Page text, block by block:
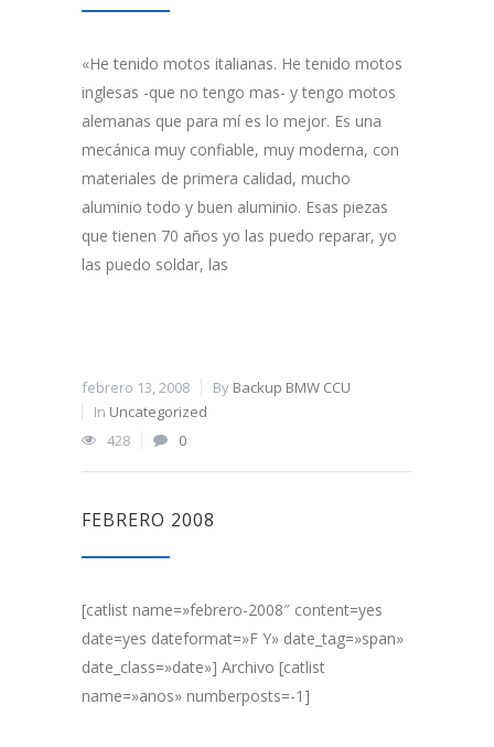
«He tenido motos italianas. He tenido motos
inglesas -que no tengo mas- y tengo motos
alemanas que para mí es lo mejor. Es una
mecánica muy confiable, muy moderna, con
materiales de primera calidad, mucho
aluminio todo y buen aluminio. Esas piezas
que tienen 70 años yo las puedo reparar, yo
las puedo soldar, las
febrero 13, 2008 By Backup BMW CCU
In Uncategorized
428
0
FEBRERO 2008
[catlist name=»febrero-2008″ content=yes
date=yes dateformat=»F Y» date_tag=»span»
date_class=»date»] Archivo [catlist
name=»anos» numberposts=-1]